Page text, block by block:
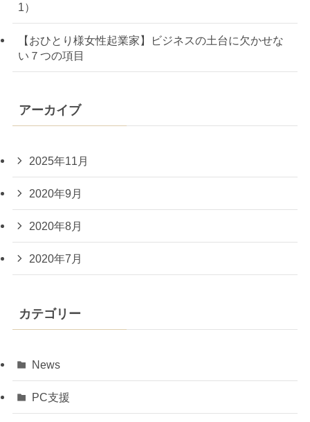
1）
【おひとり様女性起業家】ビジネスの土台に欠かせな
い７つの項目
アーカイブ
2025年11月
2020年9月
2020年8月
2020年7月
カテゴリー
News
PC支援